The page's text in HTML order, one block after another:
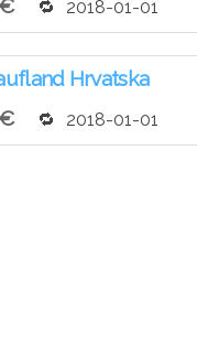
2018-01-01
Hrvatska
2018-01-01